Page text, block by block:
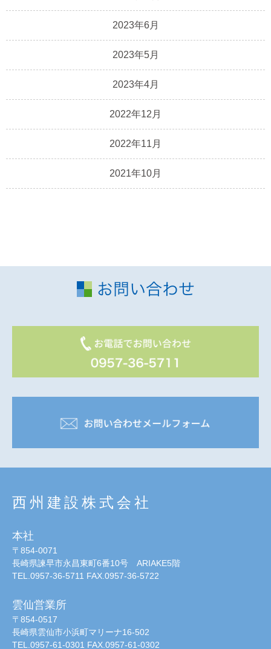
2023年6月
2023年5月
2023年4月
2022年12月
2022年11月
2021年10月
西州建設株式会社
本社
〒854-0071
長崎県諫早市永昌東町6番10号 ARIAKE5階
TEL.0957-36-5711 FAX.0957-36-5722
雲仙営業所
〒854-0517
長崎県雲仙市小浜町マリーナ16-502
TEL.0957-61-0301 FAX.0957-61-0302